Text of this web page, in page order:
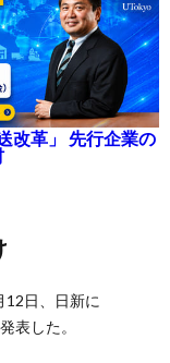
改革」 先行企業の
12日、日新に
表した。